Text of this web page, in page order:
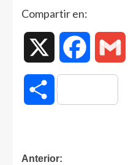
Compartir en:
Facebook
Compartir
Anterior: